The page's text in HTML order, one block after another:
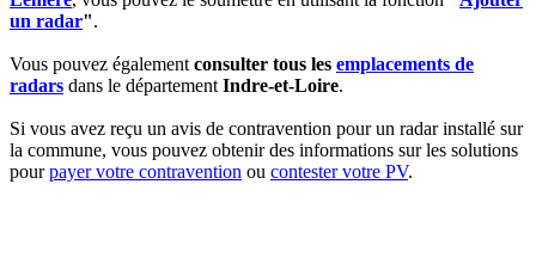
un radar".
Vous pouvez égalementconsulter tous les emplacements de
radars dans le départementIndre-et-Loire.
Si vous avez reçu un avis de contravention pour un radar installé sur
la commune, vous pouvez obtenir des informations sur les solutions
pourpayer votre contravention ou contester votre PV.